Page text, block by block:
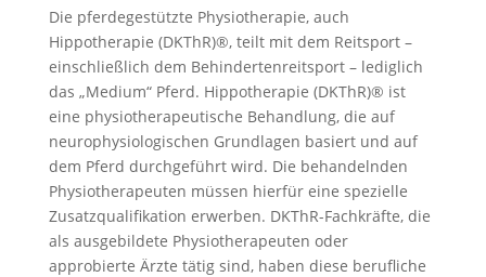
Die pferdegestützte Physiotherapie, auch
Hippotherapie (DKThR)®, teilt mit dem Reitsport –
einschließlich dem Behindertenreitsport – lediglich
das „Medium“ Pferd. Hippotherapie (DKThR)® ist
eine physiotherapeutische Behandlung, die auf
neurophysiologischen Grundlagen basiert und auf
dem Pferd durchgeführt wird. Die behandelnden
Physiotherapeuten müssen hierfür eine spezielle
Zusatzqualifikation erwerben. DKThR-Fachkräfte, die
als ausgebildete Physiotherapeuten oder
approbierte Ärzte tätig sind, haben diese berufliche